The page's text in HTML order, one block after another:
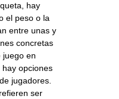
hay
el peso o la
entre unas y
concretas
juego en
hay opciones
jugadores.
ser